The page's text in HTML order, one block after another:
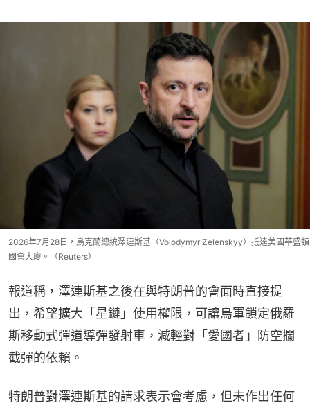
2026年7月28日，烏克蘭總統澤連斯基（Volodymyr Zelenskyy）抵達美國華盛頓
國會大廈。（Reuters）
報道稱，澤連斯基之後在與特朗普的會面時直接提
出，希望擴大「星鏈」使用權限，可讓烏軍鎖定俄羅
斯移動式彈道導彈發射車，減輕對「愛國者」防空攔
截彈的依賴。
特朗普對澤連斯基的請求表示會考慮，但未作出任何